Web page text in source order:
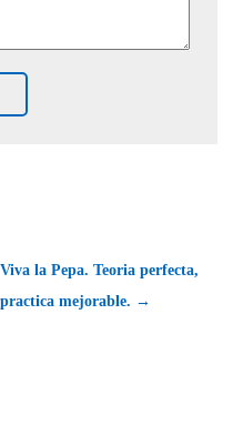
Viva la Pepa. Teoria perfecta,
practica mejorable. →